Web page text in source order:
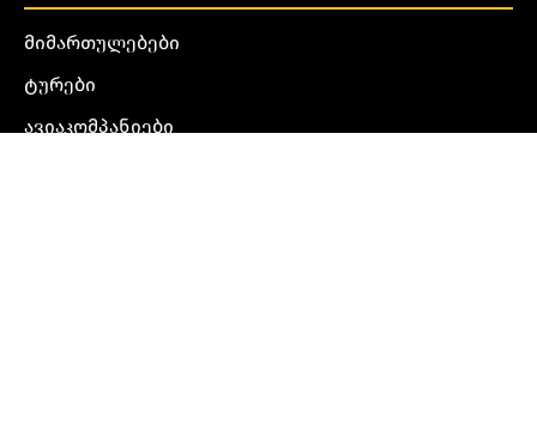
მიმართულებები
ტურები
ავიაკომპანიები